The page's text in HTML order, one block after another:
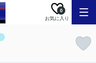
お気に入り
0